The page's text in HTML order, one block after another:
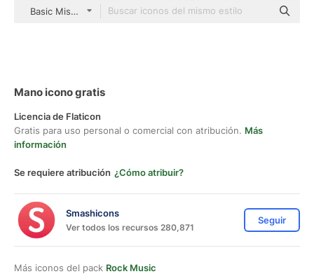
Basic Miscellany Fill
Mano icono gratis
Licencia de Flaticon
Gratis para uso personal o comercial con atribución. Más
información
Se requiere atribución ¿Cómo atribuir?
Smashicons
Ver todos los recursos 280,871
Seguir
Más iconos del pack Rock Music